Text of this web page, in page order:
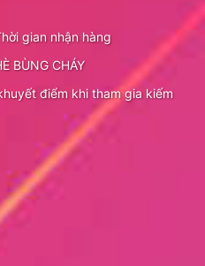
gian nhận hàng
BÙNG CHÁY
điểm khi tham gia kiếm